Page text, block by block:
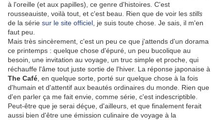
à l'oreille (et aux papilles), ce genre d'histoires. C'est
rousseauiste, voilà tout, et c'est beau. Rien que de voir les stills
de la série sur le site officiel , je suis toute chose. Je sais, il m'en
faut peu.
Mais très sincèrement, c'est un peu ce que j'attends d'un dorama
ce printemps : quelque chose d'épuré, un peu bucolique au
besoin, une invitation au voyage, un truc simple et proche, qui
réchauffe l'âme tout juste sortie de l'hiver. La réponse japonaise à
The Café , en quelque sorte, porté sur quelque chose à la fois
d'humain et d'attentif aux beautés ordinaires du monde. Rien que
d'en parler ça me fait envie, comme série, c'est indescriptible.
Peut-être que je serai déçue, d'ailleurs, et que finalement ferait
aussi bien d'être une émission culinaire de voyage à la